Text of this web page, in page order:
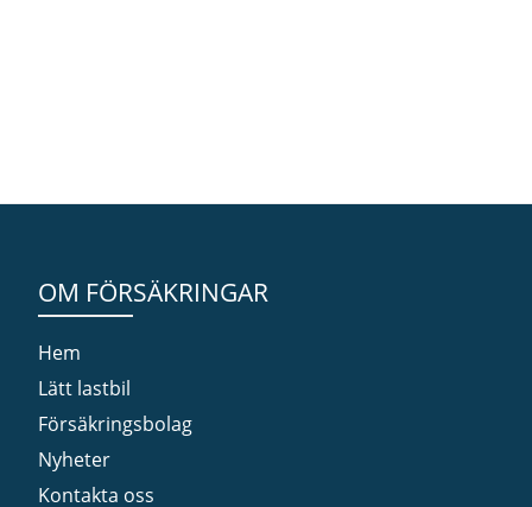
OM FÖRSÄKRINGAR
Hem
Lätt lastbil
Försäkringsbolag
Nyheter
Kontakta oss